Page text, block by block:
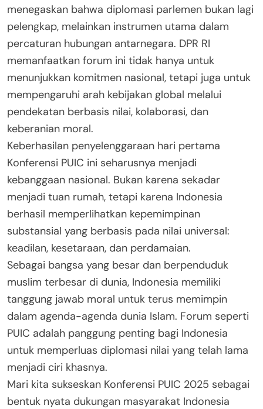
menegaskan bahwa diplomasi parlemen bukan lagi
pelengkap, melainkan instrumen utama dalam
percaturan hubungan antarnegara. DPR RI
memanfaatkan forum ini tidak hanya untuk
menunjukkan komitmen nasional, tetapi juga untuk
mempengaruhi arah kebijakan global melalui
pendekatan berbasis nilai, kolaborasi, dan
keberanian moral.
Keberhasilan penyelenggaraan hari pertama
Konferensi PUIC ini seharusnya menjadi
kebanggaan nasional. Bukan karena sekadar
menjadi tuan rumah, tetapi karena Indonesia
berhasil memperlihatkan kepemimpinan
substansial yang berbasis pada nilai universal:
keadilan, kesetaraan, dan perdamaian.
Sebagai bangsa yang besar dan berpenduduk
muslim terbesar di dunia, Indonesia memiliki
tanggung jawab moral untuk terus memimpin
dalam agenda-agenda dunia Islam. Forum seperti
PUIC adalah panggung penting bagi Indonesia
untuk memperluas diplomasi nilai yang telah lama
menjadi ciri khasnya.
Mari kita sukseskan Konferensi PUIC 2025 sebagai
bentuk nyata dukungan masyarakat Indonesia